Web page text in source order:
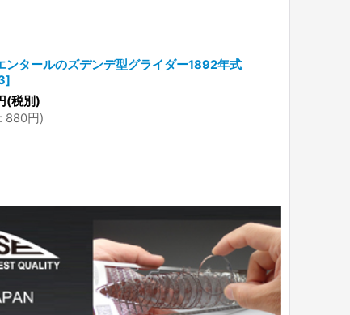
ンタールのズデンデ型グライダー1892年式
]
(税別)
: 880円)